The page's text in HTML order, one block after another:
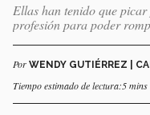
Ellas han tenido que
profesión para poder
Por WENDY GUTIÉRREZ |
Tiempo estimado de lectura:5 mins